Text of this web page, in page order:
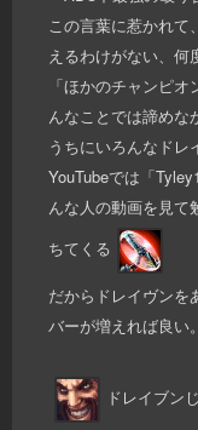
この言葉に惹かれて
えるわけがない、何
「ほかのチャンピ
んなことでは諦めな
うちにいろんなドレ
YouTubeでは「
んな人の動画を見て
ちてくる
だからドレイヴンを
バーが増えれば良い。
ドレイブン